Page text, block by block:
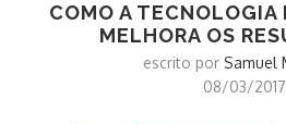
COMO A TECNOLOGIA
MELHORA OS
escrito por Samuel
08/03/2017